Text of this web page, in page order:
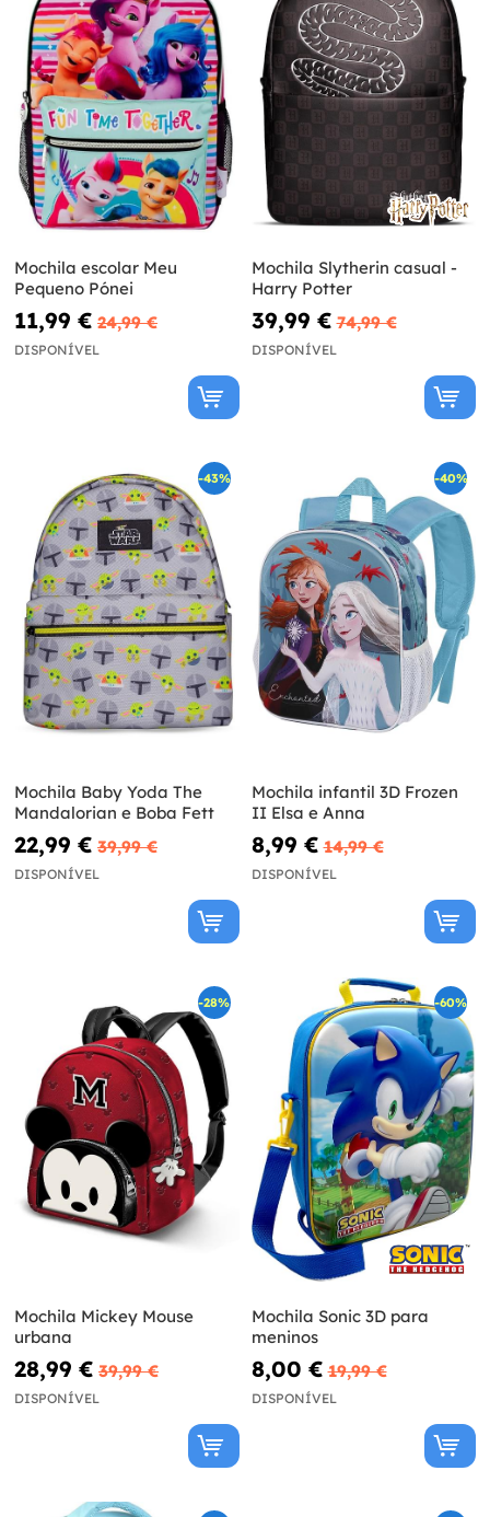
Mochila escolar Meu
Pequeno Pónei
11,99 € 24,99 €
DISPONÍVEL
Mochila Slytherin casual -
Harry Potter
39,99 € 74,99 €
DISPONÍVEL
-43%
Mochila Baby Yoda The
Mandalorian e Boba Fett
22,99 € 39,99 €
DISPONÍVEL
-40%
Mochila infantil 3D Frozen
II Elsa e Anna
8,99 € 14,99 €
DISPONÍVEL
-28%
Mochila Mickey Mouse
urbana
28,99 € 39,99 €
DISPONÍVEL
-60%
Mochila Sonic 3D para
meninos
8,00 € 19,99 €
DISPONÍVEL